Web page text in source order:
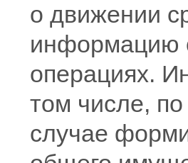
о движении
информацию
операциях.
том числе,
случае